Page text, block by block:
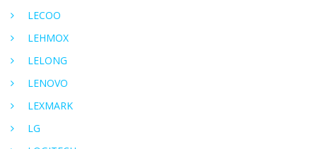
LECOO
LEHMOX
LELONG
LENOVO
LEXMARK
LG